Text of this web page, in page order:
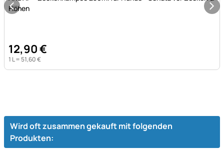
Flöhen
12,90€
1 L = 51,60€
Wird oft zusammen gekauft mit folgenden
Produkten: